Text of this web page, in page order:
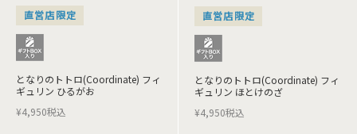
直営店限定
となりのトトロ(Coordinate) フィ
ギュリン ひるがお
¥4,950税込
直営店限定
となりのトトロ(Coordinate) フィ
ギュリン ほとけのざ
¥4,950税込